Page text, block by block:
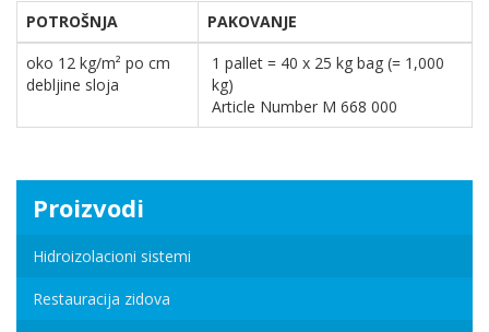
POTROŠNJA
PAKOVANJE
oko 12 kg/m² po cm
debljine sloja
1 pallet = 40 x 25 kg bag (= 1,000
kg)
Article Number M 668 000
Proizvodi
Hidroizolacioni sistemi
Restauracija zidova